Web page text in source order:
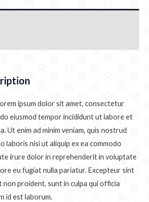
ipsum dolor sit amet, consectetur
eiusmod tempor incididunt ut labore et
Ut enim ad minim veniam, quis nostrud
laboris nisi ut aliquip ex ea commodo
irure dolor in reprehenderit in voluptate
eu fugiat nulla pariatur. Excepteur sint
proident, sunt in culpa qui officia
id est laborum.